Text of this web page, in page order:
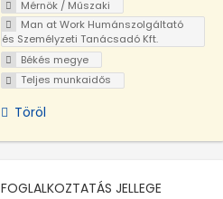
Mérnök / Műszaki
Man at Work Humánszolgáltató
és Személyzeti Tanácsadó Kft.
Békés megye
Teljes munkaidős
Töröl
FOGLALKOZTATÁS JELLEGE